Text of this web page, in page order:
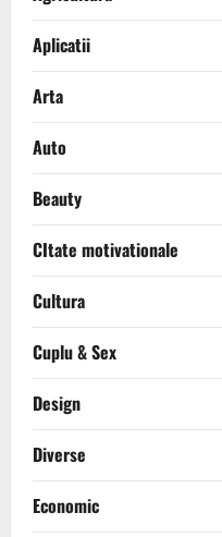
Aplicatii
Arta
Auto
Beauty
CItate motivationale
Cultura
Cuplu & Sex
Design
Diverse
Economic